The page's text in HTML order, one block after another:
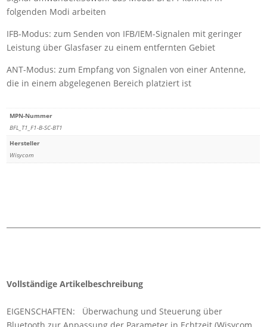
Filter,
BNC
Anschluss,
Anschluss,
BT1
Menge
folgenden Modi arbeiten
IFB-Modus: zum Senden von IFB/IEM-Signalen mit geringer
Leistung über Glasfaser zu einem entfernten Gebiet
ANT-Modus: zum Empfang von Signalen von einer Antenne,
die in einem abgelegenen Bereich platziert ist
MPN-Nummer
BFL_T1_F1-B-SC-BT1
Hersteller
Wisycom
Vollständige Artikelbeschreibung
EIGENSCHAFTEN: Überwachung und Steuerung über